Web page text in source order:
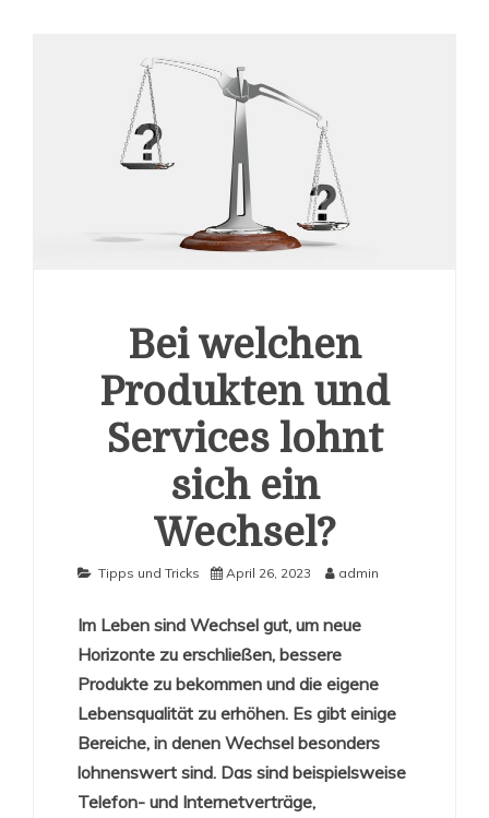
Bei welchen
Produkten und
Services lohnt
sich ein
Wechsel?
Tipps und Tricks April 26, 2023 admin
Im Leben sind Wechsel gut, um neue
Horizonte zu erschließen, bessere
Produkte zu bekommen und die eigene
Lebensqualität zu erhöhen. Es gibt einige
Bereiche, in denen Wechsel besonders
lohnenswert sind. Das sind beispielsweise
Telefon- und Internetverträge,